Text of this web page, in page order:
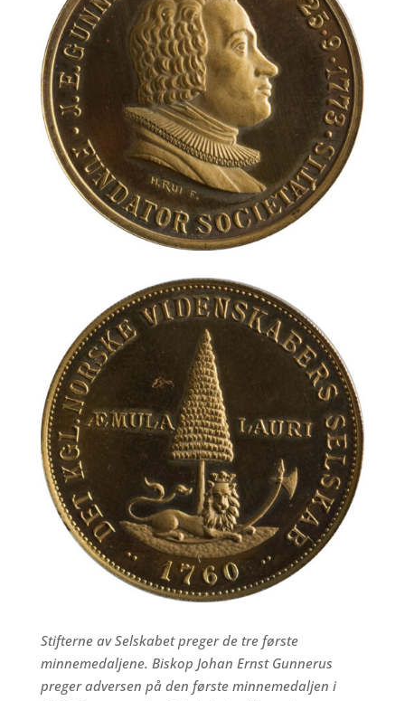
Stifterne av Selskabet preger de tre første
minnemedaljene. Biskop Johan Ernst Gunnerus
preger adversen på den første minnemedaljen i